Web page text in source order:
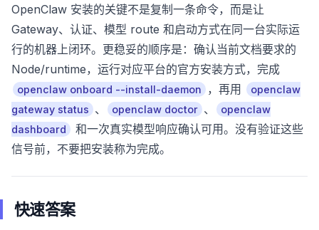
OpenClaw 安装的关键不是复制一条命令，而是让
Gateway、认证、模型 route 和启动方式在同一台实际运
行的机器上闭环。更稳妥的顺序是：确认当前文档要求的
Node/runtime，运行对应平台的官方安装方式，完成
openclaw onboard --install-daemon ，再用
openclaw
gateway status 、 openclaw doctor 、
openclaw
dashboard
和一次真实模型响应确认可用。没有验证这些
信号前，不要把安装称为完成。
快速答案